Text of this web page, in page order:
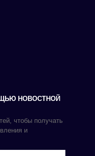
НОВОСТНОЙ
чтобы получать
и